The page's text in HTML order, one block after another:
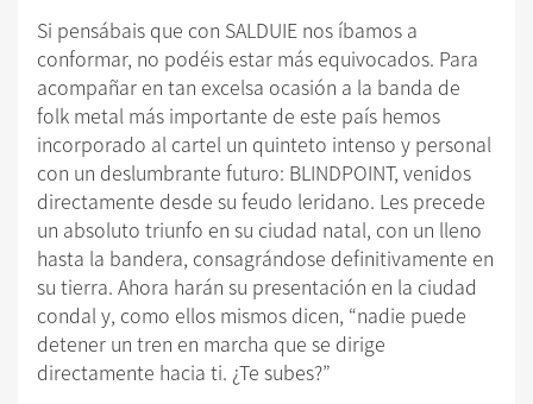
Si pensábais que con SALDUIE nos íbamos a
conformar, no podéis estar más equivocados. Para
acompañar en tan excelsa ocasión a la banda de
folk metal más importante de este país hemos
incorporado al cartel un quinteto intenso y personal
con un deslumbrante futuro: BLINDPOINT, venidos
directamente desde su feudo leridano. Les precede
un absoluto triunfo en su ciudad natal, con un lleno
hasta la bandera, consagrándose definitivamente en
su tierra. Ahora harán su presentación en la ciudad
condal y, como ellos mismos dicen, “nadie puede
detener un tren en marcha que se dirige
directamente hacia ti. ¿Te subes?”